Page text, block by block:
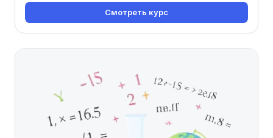
Смотреть курс